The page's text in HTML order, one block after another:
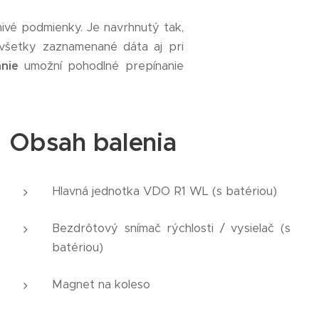
podmienky. Je navrhnutý tak,
zaznamenané dáta aj pri
umožní pohodlné prepínanie
Obsah balenia
Hlavná jednotka VDO R1 WL (s batériou)
Bezdrôtový snímač rýchlosti / vysielač (s
batériou)
Magnet na koleso